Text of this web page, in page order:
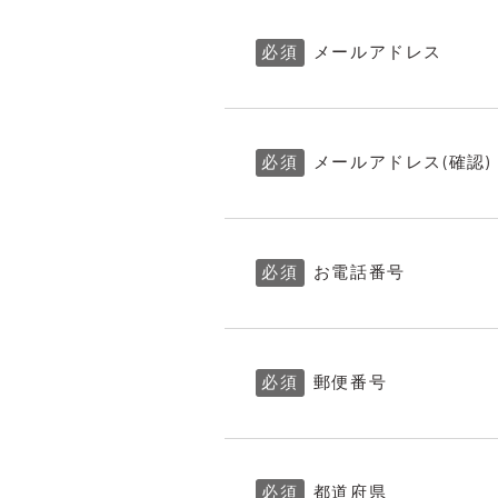
必須 メールアドレス
必須 メールアドレス(確認)
必須 お電話番号
必須 郵便番号
必須 都道府県